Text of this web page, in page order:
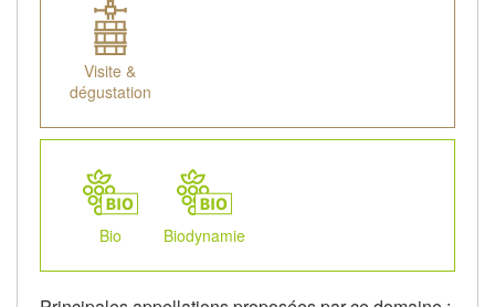
Visite &
dégustation
Bio Biodynamie